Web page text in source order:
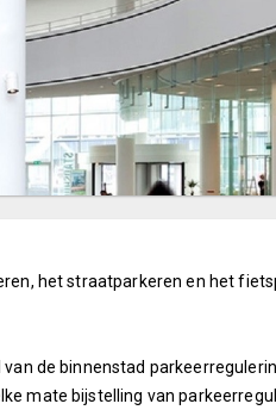
het straatparkeren en het
de binnenstad
mate bijstelling van